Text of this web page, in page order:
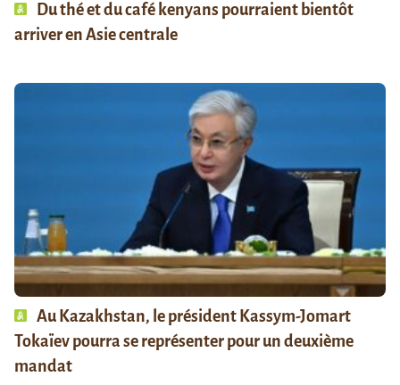
Du thé et du café kenyans pourraient bientôt
arriver en Asie centrale
Au Kazakhstan, le président Kassym-Jomart
Tokaïev pourra se représenter pour un deuxième
mandat